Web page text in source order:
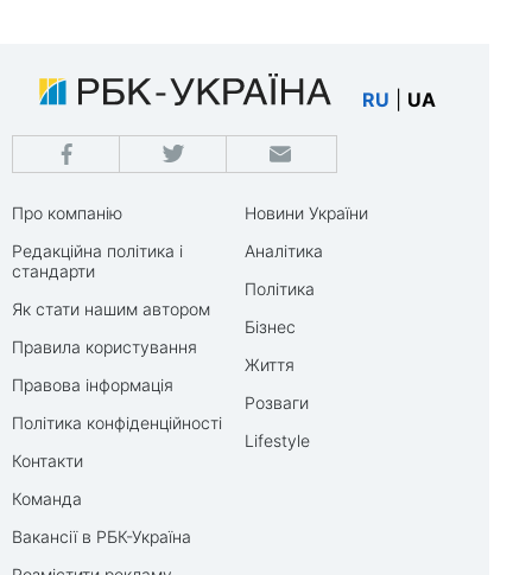
RU UA
Про компанію
Редакційна політика і
стандарти
Як стати нашим автором
Правила користування
Правова інформація
Політика конфіденційності
Контакти
Команда
Вакансії в РБК-Україна
Новини України
Аналітика
Політика
Бізнес
Життя
Розваги
Lifestyle